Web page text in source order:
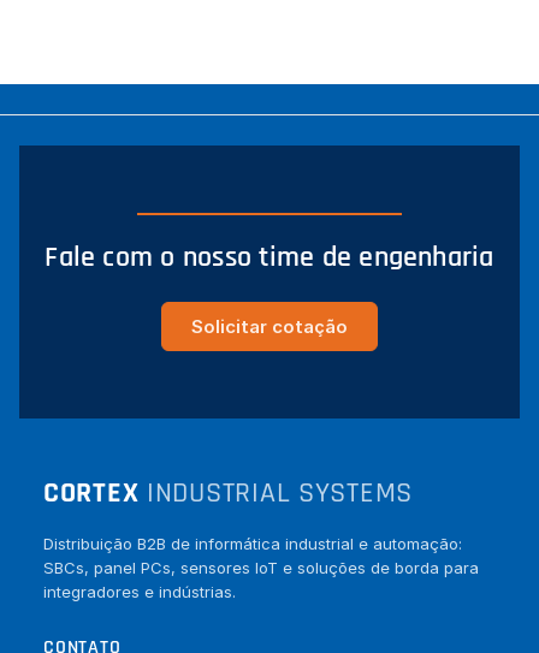
Fale com o nosso time de engenharia
Solicitar cotação
CORTEX INDUSTRIAL SYSTEMS
Distribuição B2B de informática industrial e automação:
SBCs, panel PCs, sensores IoT e soluções de borda para
integradores e indústrias.
CONTATO